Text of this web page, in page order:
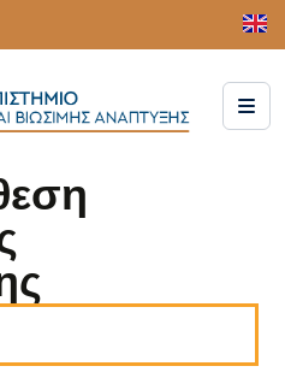
εργαλείων